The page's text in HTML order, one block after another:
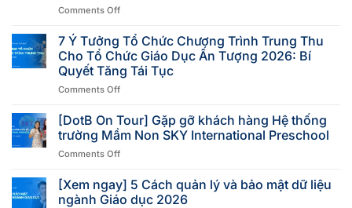
Comments Off
7 Ý Tưởng Tổ Chức Chương Trình Trung Thu
Cho Tổ Chức Giáo Dục Ấn Tượng 2026: Bí
Quyết Tăng Tái Tục
Comments Off
[DotB On Tour] Gặp gỡ khách hàng Hệ thống
trường Mầm Non SKY International Preschool
Comments Off
[Xem ngay] 5 Cách quản lý và bảo mật dữ liệu
ngành Giáo dục 2026